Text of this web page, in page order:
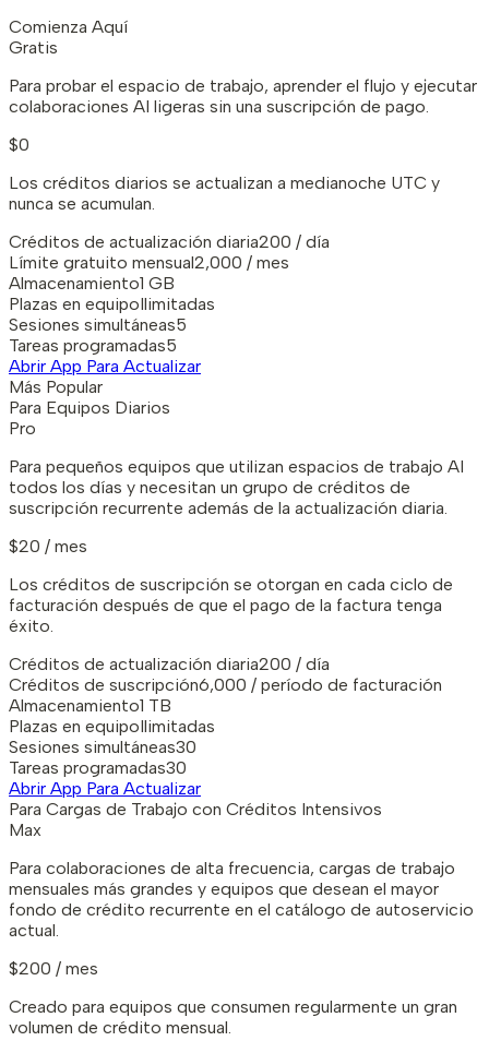
Comienza Aquí
Gratis
Para probar el espacio de trabajo, aprender el flujo y ejecutar
colaboraciones AI ligeras sin una suscripción de pago.
$0
Los créditos diarios se actualizan a medianoche UTC y
nunca se acumulan.
Créditos de actualización diaria200 / día
Límite gratuito mensual2,000 / mes
Almacenamiento1 GB
Plazas en equipoIlimitadas
Sesiones simultáneas5
Tareas programadas5
Abrir App Para Actualizar
Más Popular
Para Equipos Diarios
Pro
Para pequeños equipos que utilizan espacios de trabajo AI
todos los días y necesitan un grupo de créditos de
suscripción recurrente además de la actualización diaria.
$20 / mes
Los créditos de suscripción se otorgan en cada ciclo de
facturación después de que el pago de la factura tenga
éxito.
Créditos de actualización diaria200 / día
Créditos de suscripción6,000 / período de facturación
Almacenamiento1 TB
Plazas en equipoIlimitadas
Sesiones simultáneas30
Tareas programadas30
Abrir App Para Actualizar
Para Cargas de Trabajo con Créditos Intensivos
Max
Para colaboraciones de alta frecuencia, cargas de trabajo
mensuales más grandes y equipos que desean el mayor
fondo de crédito recurrente en el catálogo de autoservicio
actual.
$200 / mes
Creado para equipos que consumen regularmente un gran
volumen de crédito mensual.